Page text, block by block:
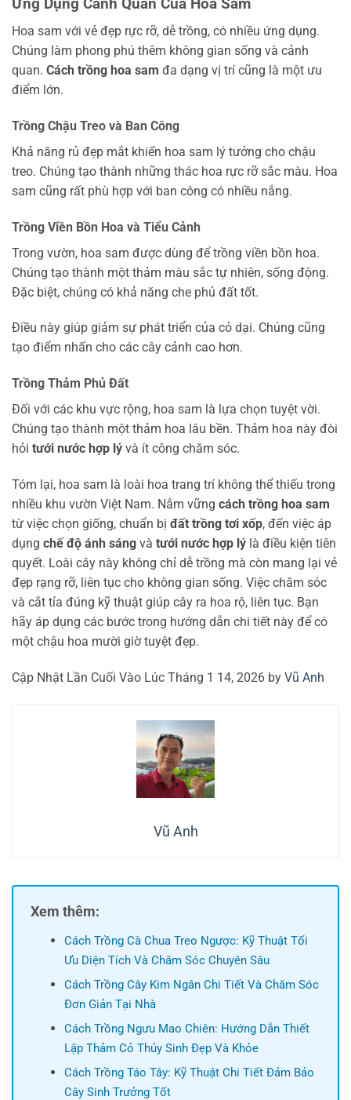
Ứng Dụng Cảnh Quan Của Hoa Sam
Hoa sam với vẻ đẹp rực rỡ, dễ trồng, có nhiều ứng dụng.
Chúng làm phong phú thêm không gian sống và cảnh
quan. Cách trồng hoa sam đa dạng vị trí cũng là một ưu
điểm lớn.
Trồng Chậu Treo và Ban Công
Khả năng rủ đẹp mắt khiến hoa sam lý tưởng cho chậu
treo. Chúng tạo thành những thác hoa rực rỡ sắc màu. Hoa
sam cũng rất phù hợp với ban công có nhiều nắng.
Trồng Viền Bồn Hoa và Tiểu Cảnh
Trong vườn, hoa sam được dùng để trồng viền bồn hoa.
Chúng tạo thành một thảm màu sắc tự nhiên, sống động.
Đặc biệt, chúng có khả năng che phủ đất tốt.
Điều này giúp giảm sự phát triển của cỏ dại. Chúng cũng
tạo điểm nhấn cho các cây cảnh cao hơn.
Trồng Thảm Phủ Đất
Đối với các khu vực rộng, hoa sam là lựa chọn tuyệt vời.
Chúng tạo thành một thảm hoa lâu bền. Thảm hoa này đòi
hỏi tưới nước hợp lý và ít công chăm sóc.
Tóm lại, hoa sam là loài hoa trang trí không thể thiếu trong
nhiều khu vườn Việt Nam. Nắm vững cách trồng hoa sam
từ việc chọn giống, chuẩn bị đất trồng tơi xốp, đến việc áp
dụng chế độ ánh sáng và tưới nước hợp lý là điều kiện tiên
quyết. Loài cây này không chỉ dễ trồng mà còn mang lại vẻ
đẹp rạng rỡ, liên tục cho không gian sống. Việc chăm sóc
và cắt tỉa đúng kỹ thuật giúp cây ra hoa rộ, liên tục. Bạn
hãy áp dụng các bước trong hướng dẫn chi tiết này để có
một chậu hoa mười giờ tuyệt đẹp.
Cập Nhật Lần Cuối Vào Lúc Tháng 1 14, 2026 by Vũ Anh
Vũ Anh
Xem thêm:
Cách Trồng Cà Chua Treo Ngược: Kỹ Thuật Tối
Ưu Diện Tích Và Chăm Sóc Chuyên Sâu
Cách Trồng Cây Kim Ngân Chi Tiết Và Chăm Sóc
Đơn Giản Tại Nhà
Cách Trồng Ngưu Mao Chiên: Hướng Dẫn Thiết
Lập Thảm Cỏ Thủy Sinh Đẹp Và Khỏe
Cách Trồng Táo Tây: Kỹ Thuật Chi Tiết Đảm Bảo
Cây Sinh Trưởng Tốt